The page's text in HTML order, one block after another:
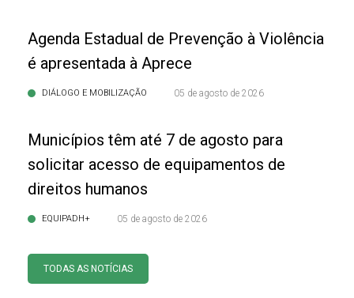
Agenda Estadual de Prevenção à Violência
é apresentada à Aprece
DIÁLOGO E MOBILIZAÇÃO 05 de agosto de 2026
Municípios têm até 7 de agosto para
solicitar acesso de equipamentos de
direitos humanos
EQUIPADH+ 05 de agosto de 2026
TODAS AS NOTÍCIAS